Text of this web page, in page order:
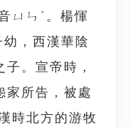
ㄩㄣˋ。楊惲
，西漢華陰
。宣帝時，
家所告，被處
時北方的游牧